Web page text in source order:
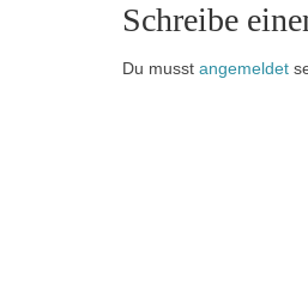
Schreibe
Du musst angemeldet